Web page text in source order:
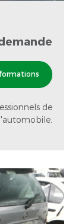
de
l'automobile.